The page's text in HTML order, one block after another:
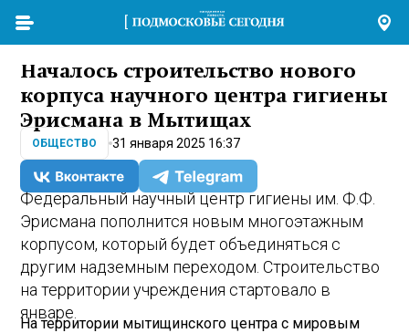
Началось строительство нового
корпуса научного центра гигиены
Эрисмана в Мытищах
ОБЩЕСТВО 31 января 2025 16:37
Федеральный научный центр гигиены им. Ф.Ф.
Эрисмана пополнится новым многоэтажным
корпусом, который будет объединяться с
другим надземным переходом. Строительство
на территории учреждения стартовало в
январе.
На территории мытищинского центра с мировым